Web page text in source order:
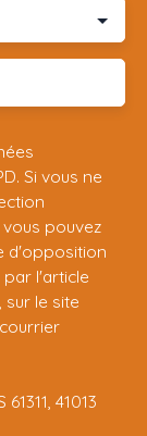
Si vous ne
pouvez
d'opposition
l'article
sur le site
41013